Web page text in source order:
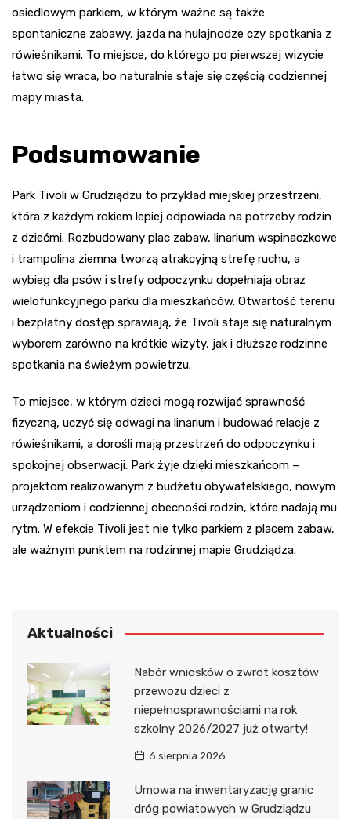
osiedlowym parkiem, w którym ważne są także
spontaniczne zabawy, jazda na hulajnodze czy spotkania z
rówieśnikami. To miejsce, do którego po pierwszej wizycie
łatwo się wraca, bo naturalnie staje się częścią codziennej
mapy miasta.
Podsumowanie
Park Tivoli w Grudziądzu to przykład miejskiej przestrzeni,
która z każdym rokiem lepiej odpowiada na potrzeby rodzin
z dziećmi. Rozbudowany plac zabaw, linarium wspinaczkowe
i trampolina ziemna tworzą atrakcyjną strefę ruchu, a
wybieg dla psów i strefy odpoczynku dopełniają obraz
wielofunkcyjnego parku dla mieszkańców. Otwartość terenu
i bezpłatny dostęp sprawiają, że Tivoli staje się naturalnym
wyborem zarówno na krótkie wizyty, jak i dłuższe rodzinne
spotkania na świeżym powietrzu.
To miejsce, w którym dzieci mogą rozwijać sprawność
fizyczną, uczyć się odwagi na linarium i budować relacje z
rówieśnikami, a dorośli mają przestrzeń do odpoczynku i
spokojnej obserwacji. Park żyje dzięki mieszkańcom –
projektom realizowanym z budżetu obywatelskiego, nowym
urządzeniom i codziennej obecności rodzin, które nadają mu
rytm. W efekcie Tivoli jest nie tylko parkiem z placem zabaw,
ale ważnym punktem na rodzinnej mapie Grudziądza.
Aktualności
Nabór wniosków o zwrot kosztów
przewozu dzieci z
niepełnosprawnościami na rok
szkolny 2026/2027 już otwarty!
6 sierpnia 2026
Umowa na inwentaryzację granic
dróg powiatowych w Grudziądzu